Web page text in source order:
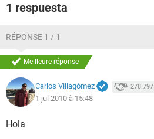
1 respuesta
RÉPONSE 1 / 1
Meilleure réponse
Carlos Villagómez 278.797
1 jul 2010 à 15:48
Hola